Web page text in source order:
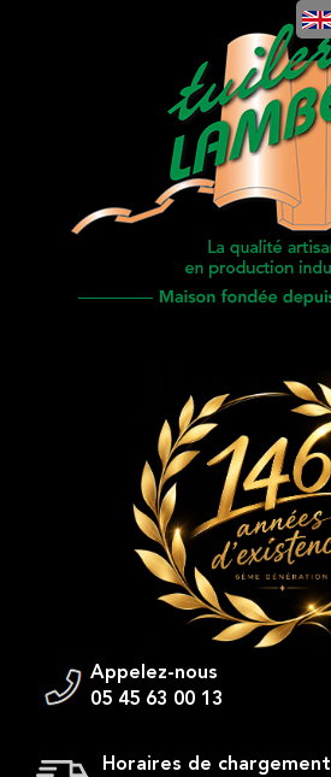
Appelez-nous
05 45 63 00 13
Horaires de chargement